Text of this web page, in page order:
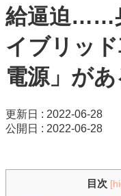
給逼迫……
イブリッ
電源」が
更新日 : 2022-06-28
公開日 : 2022-06-28
目次 [